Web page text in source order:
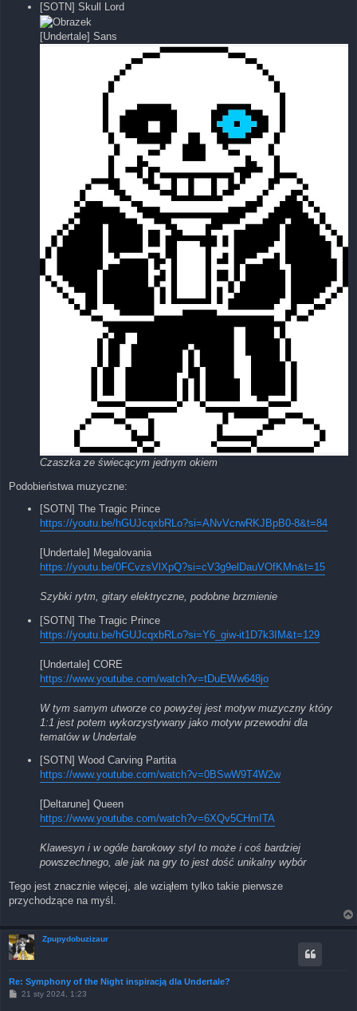
[SOTN] Skull Lord
[Undertale] Sans
Czaszka ze świecącym jednym okiem
Podobieństwa muzyczne:
[SOTN] The Tragic Prince
https://youtu.be/hGUJcqxbRLo?si=ANvVcrwRKJBpB0-8&t=84
[Undertale] Megalovania
https://youtu.be/0FCvzsVlXpQ?si=cV3g9elDauVOfKMn&t=15
Szybki rytm, gitary elektryczne, podobne brzmienie
[SOTN] The Tragic Prince
https://youtu.be/hGUJcqxbRLo?si=Y6_giw-it1D7k3IM&t=129
[Undertale] CORE
https://www.youtube.com/watch?v=tDuEWw648jo
W tym samym utworze co powyżej jest motyw muzyczny który
1:1 jest potem wykorzystywany jako motyw przewodni dla
tematów w Undertale
[SOTN] Wood Carving Partita
https://www.youtube.com/watch?v=0BSwW9T4W2w
[Deltarune] Queen
https://www.youtube.com/watch?v=6XQv5CHmITA
Klawesyn i w ogóle barokowy styl to może i coś bardziej
powszechnego, ale jak na gry to jest dość unikalny wybór
Tego jest znacznie więcej, ale wziąłem tylko takie pierwsze
przychodzące na myśl.
Zpupydobuzizaur
Re: Symphony of the Night inspiracją dla Undertale?
P21 sty 2024, 1:23